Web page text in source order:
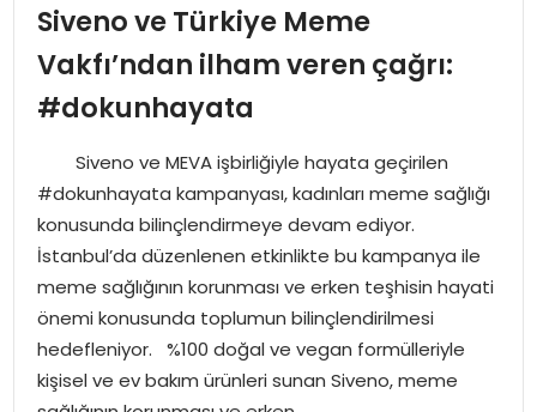
SOSYAL HABER
SPOR
EKONOMI
MAGAZIN
TEKNOLOJI
Siveno ve Türkiye Meme
Vakfı’ndan ilham veren çağrı:
#dokunhayata
Siveno ve MEVA işbirliğiyle hayata geçirilen
#dokunhayata kampanyası, kadınları meme sağlığı
konusunda bilinçlendirmeye devam ediyor.
İstanbul’da düzenlenen etkinlikte bu kampanya ile
meme sağlığının korunması ve erken teşhisin hayati
önemi konusunda toplumun bilinçlendirilmesi
hedefleniyor. %100 doğal ve vegan formülleriyle
kişisel ve ev bakım ürünleri sunan Siveno, meme